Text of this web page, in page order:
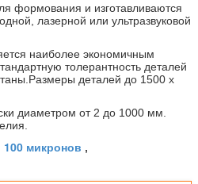
формования и изготавливаются
лазерной или ультразвуковой
наиболее экономичным
толерантность деталей
деталей до 1500 х
диаметром от 2 до 1000 мм.
100 микронов ,